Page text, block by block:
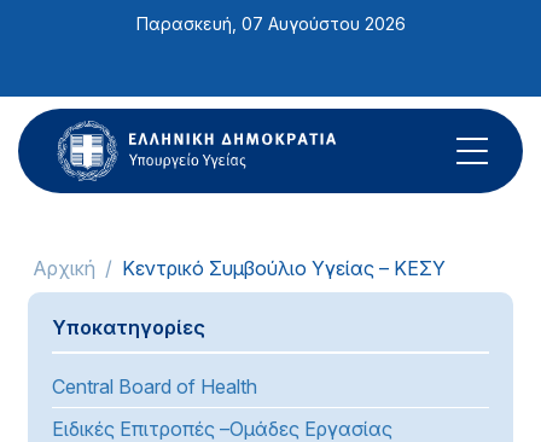
ιστότοπος
περιλαμβάνει
ένα
σύστημα
Παρασκευή, 07 Αυγούστου 2026
Αρχική Κεντρικό Συμβούλιο Υγείας – ΚΕΣΥ
Υποκατηγορίες
Central Board of Health
Ειδικές Επιτροπές –Ομάδες Εργασίας